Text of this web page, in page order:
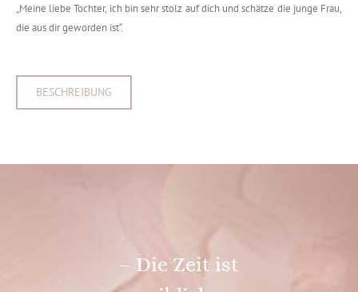
„Meine liebe Tochter, ich bin sehr stolz auf dich und schätze die junge Frau,
die aus dir geworden ist“.
BESCHREIBUNG
– Die Zeit ist